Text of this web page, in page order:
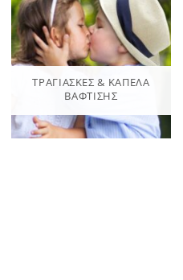
ΤΡΑΓΙΆΣΚΕΣ & ΚΑΠΈΛΑ
ΒΆΦΤΙΣΗΣ